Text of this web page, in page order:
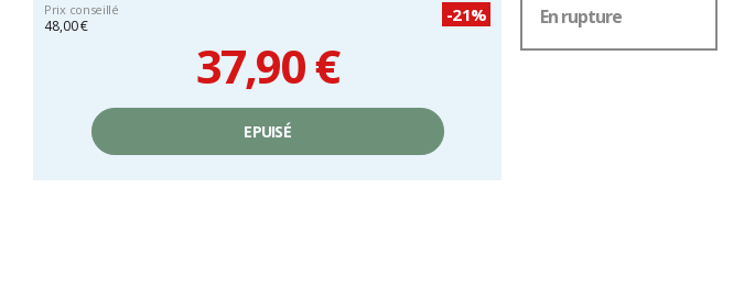
Prix conseillé
48,00 €
-21%
37,90 €
EPUISÉ
En rupture